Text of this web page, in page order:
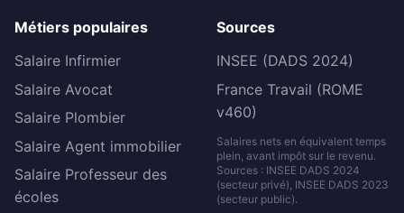
Métiers populaires
Salaire Infirmier
Salaire Avocat
Salaire Plombier
Salaire Agent immobilier
Salaire Professeur des
écoles
Sources
INSEE (DADS 2024)
France Travail (ROME
v460)
Salaires nets en équivalent temps
plein, avant impôt sur le revenu.
Sources : INSEE DADS 2024
(secteur privé), INSEE DADS 2023
(secteur public).